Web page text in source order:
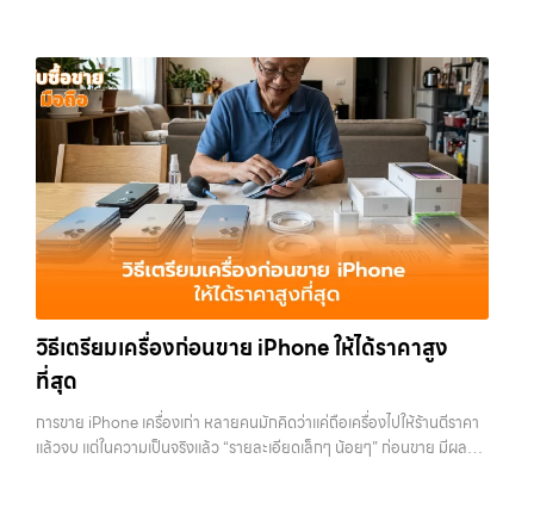
วัชรพล, รามอินทรา, รวมถึง บางนา, บางพลี, เกษตรนวมินทร์, เสนานิคม,
วังหินไม่ว่าคุณจะต้องการ รับซื้อโทรศัพท์, รับซื้อแมคบุค, รับซื้อโน๊ตบุ๊ค, รับ
ซื้อแท็บเล็ต, หรือบริการอื่นๆ เกี่ยวกับสินค้าไอที กรุงเทพฯ – เราพร้อมให้
บริการครบวงจร บริการของเรา เราให้บริการแบบครบวงจรสำหรับลูกค้าที่
ต้องการขายอุปกรณ์ไอที ไม่ว่าจะเป็น: รับซื้อไอโฟน ทุกรุ่น…
รวดเร็วที่สุด ที่ “รับซื้อขายมือถือ.com” เราเข้าใจดีว่าอุปกรณ์แต่ละชิ้นไม่ใช่
แค่เครื่องใช้ไฟฟ้า แต่เป็นทรัพย์สินที่มีมูลค่า คุณอาจต้องการเปลี่ยนรุ่น หรือ
ต้องการเงินด่วน เราจึงมอบบริการประเมินสภาพเครื่อง ฟรี ปราบปราม
ความยุ่งยากทั้งหลาย โดยเน้น โปร่งใส มั่นใจได้ และจ่ายเงินทันทีเมื่อตกลง
ซื้อขายสำเร็จ บริการของเราครอบคลุมทั้ง iPhone สายใหม่-เก่า,
Samsung ทุกรุ่น, iPad และแท็บเล็ตทุกแบรนด์ เรารับถึงแม้จะอยู่ในสภาพ
ใช้งานแล้ว ตกแต่งแล้ว หรือมีรอยบ้าง เพราะมูลค่าของเครื่องไม่ได้ขึ้นอยู่แค่
ยี่ห้อ แต่ขึ้นอยู่กับสภาพจริง ความครบชุด และความสะดวกในการขายของ
คุณ เราจึงตั้งใจให้บริการในเขต ลาดพร้าว, รัชดา, บางรัก, แจ้งวัฒนะ,
บางแค, วัชรพล, รามอินทรา, บางนา, บางพลี, เกษตรนวมินทร์, เสนานิคม,
วังหิน อย่างเต็มที่ ไม่ว่าคุณจะค้นหาคำว่า “รับซื้อมือถือใกล้ฉัน”, “รับซื้อ
โทรศัพท์มือสองกรุงเทพ”, “ขาย iPad ได้ราคา”, “รับซื้อแท็บเล็ต กรุงเทพ
ถึงที่”, หรือ “รับซื้อ Samsung มือสอง ราคาสูง” — ที่นี่คือคำตอบ เพราะ
บริการของเรามุ่งตรงให้คุณได้รับราคาและความสะดวกสบายที่เหนือกว่า
เลือกเราแล้วคุณจะได้บริการที่คุณไว้วางใจ พร้อมทีมงานที่พร้อมอำนวย
ความสะดวก นัดรับถึงที่ ตรวจสภาพอย่างมืออาชีพ และจ่ายเงินทันที
ทั้งหมดนี้เพื่อให้การขายอุปกรณ์ของคุณเป็นเรื่องง่ายขึ้น ดีกว่า รวดเร็วกว่า
วัชรพล รามอินทรา รับซื้อ MacBookบางนา — รับซื้อมือถือ หรือ รับซื้อ
แท็บเล็ต ที่ให้ราคาเป็นธรรมและบริการรวดเร็ว บริการครอบคลุมทั่วกรุงเทพ
และพื้นที่ใกล้เคียง รับซื้อ MacBookบางนา รับซื้อมือถือ หรือ รับซื้อ
แท็บเล็ต ที่ให้ราคาเป็นธรรมและบริการรวดเร็ว บริการครอบคลุมทั่วกรุงเทพ
และพื้นที่ใกล้เคียง… รับซื้อ MacBookบางนา ขายอุปกรณ์ไอทีแล้วอยาก
ได้เงินด่วน? ติดต่อเราเลย! การันตีราคาดี รับเงินทันใจ ประสบการณ์เหนือ
ระดับกับการ รับซื้อไอโฟน, รับซื้อไอแพด, รับซื้อมือถือ ยินดีต้อนรับสู่ “รับซื้อ
ขายมือถือ.com” เว็บไซต์ที่คุณไว้วางใจได้ สำหรับบริการ รับซื้อ มือถือ
iPhone, Samsung, iPad, แท็บเล็ต ทุกยี่ห้อ ให้ราคาสูง พร้อมจ่ายเงิน
ทันที ครอบคลุมพื้นที่ ลาดพร้าว, รัชดา, บางรัก, แจ้งวัฒนะ, บางแค, วัชรพล,
รามอินทรา และเขตกรุงเทพฯ ใกล้ “ใกล้ ฉัน” ที่สุด ในยุคที่สมาร์ทโฟน
แท็บเล็ต และอุปกรณ์ไอทีใหม่ๆ เปลี่ยนรุ่นกันแทบทุกช่วงเวลา อุปกรณ์ที่คุณ
ใช้แล้วอาจกลายเป็นของที่ไม่ได้ใช้งานอยู่เฉยๆ เว็บไซต์ของเราจึงเกิดขึ้นเพื่อ
เป็นทางเลือกให้คุณสามารถเปลี่ยนอุปกรณ์ที่ไม่ใช้แล้วให้กลายเป็นเงินสดได้
ทันที ด้วยบริการ รับซื้อไอโฟน, รับซื้อไอแพด, รับซื้อมือถือ, รับซื้อโทรศัพท์,
รับซื้อโน๊ตบุ๊ค, รับซื้อแท็บเล็ต, รับซื้อสินค้าไอทีกรุงเทพมหานคร อย่างครบ
วงจร ไม่ว่าคุณจะอยู่โซนเมืองหรือเขตชานเมือง เรามีทีมงานพร้อมให้บริการ
วิธีเตรียมเครื่องก่อนขาย iPhone ให้ได้ราคาสูง
ที่สุด
การขาย iPhone เครื่องเก่า หลายคนมักคิดว่าแค่ถือเครื่องไปให้ร้านตีราคา
แล้วจบ แต่ในความเป็นจริงแล้ว “รายละเอียดเล็กๆ น้อยๆ” ก่อนขาย มีผลต่อ